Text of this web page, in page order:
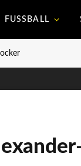
FUSSBALL